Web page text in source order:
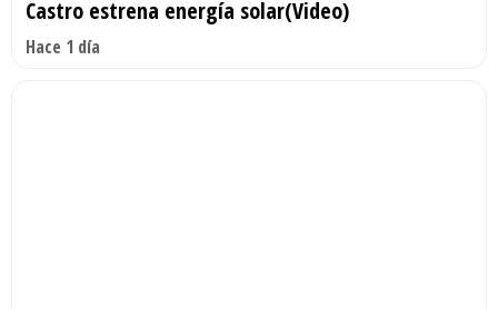
Castro estrena energía solar(Video)
Hace 1 día